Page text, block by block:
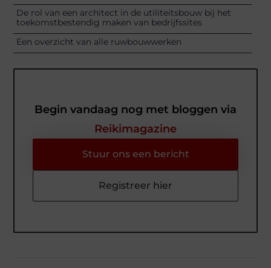
De rol van een architect in de utiliteitsbouw bij het
toekomstbestendig maken van bedrijfssites
Een overzicht van alle ruwbouwwerken
Begin vandaag nog met bloggen via
Reikimagazine
Stuur ons een bericht
Registreer hier